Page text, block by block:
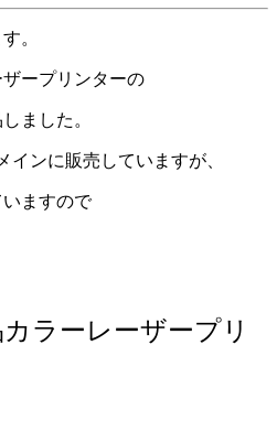
。
ープリンターの
ました。
ンに販売していますが、
ますので
ラーレーザープリ